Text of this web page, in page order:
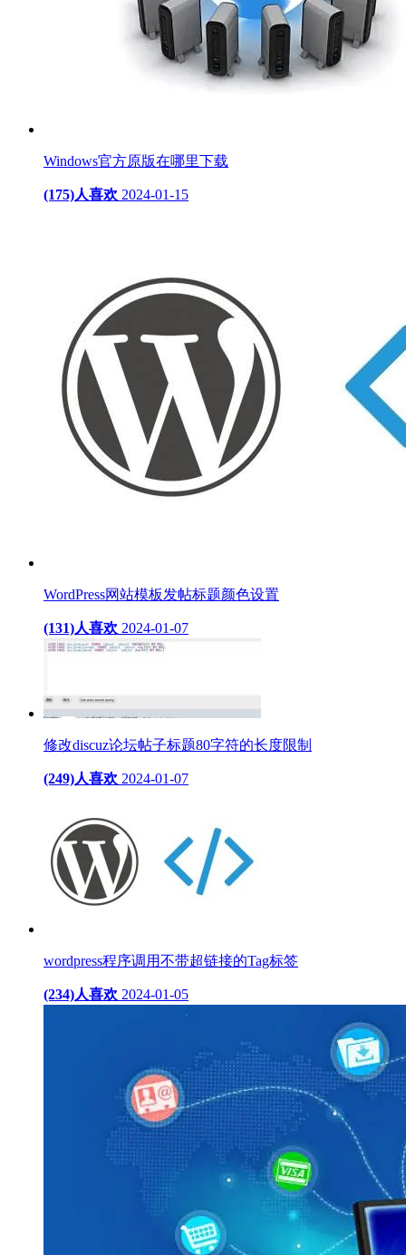
Windows官方原版在哪里下载
(175)人喜欢 2024-01-15
WordPress网站模板发帖标题颜色设置
(131)人喜欢 2024-01-07
修改discuz论坛帖子标题80字符的长度限制
(249)人喜欢 2024-01-07
wordpress程序调用不带超链接的Tag标签
(234)人喜欢 2024-01-05